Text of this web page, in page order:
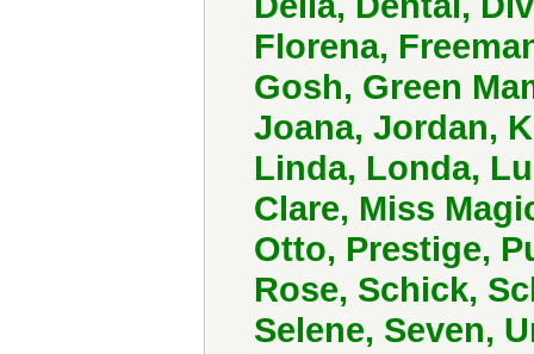
Florena,
Gosh, Green
Joana, Jordan,
Linda, Londa,
Clare, Miss
Otto, Prestige,
Rose, Schick,
Selene, Seven,